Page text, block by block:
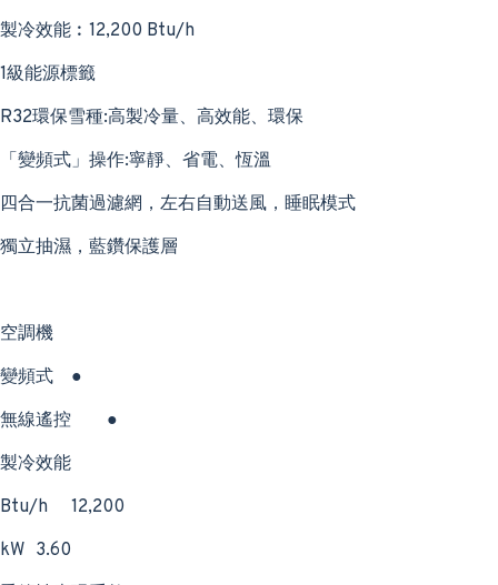
製冷效能︰12,200 Btu/h
1級能源標籤
R32環保雪種:高製冷量、高效能、環保
「變頻式」操作:寧靜、省電、恆溫
四合一抗菌過濾網，左右自動送風，睡眠模式
獨立抽濕，藍鑽保護層
空調機
變頻式
●
無線遙控
●
製冷效能
Btu/h
12,200
kW 3.60